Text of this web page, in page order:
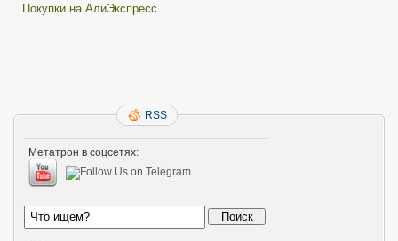
Покупки на АлиЭкспресс
RSS
Метатрон в соцсетях: